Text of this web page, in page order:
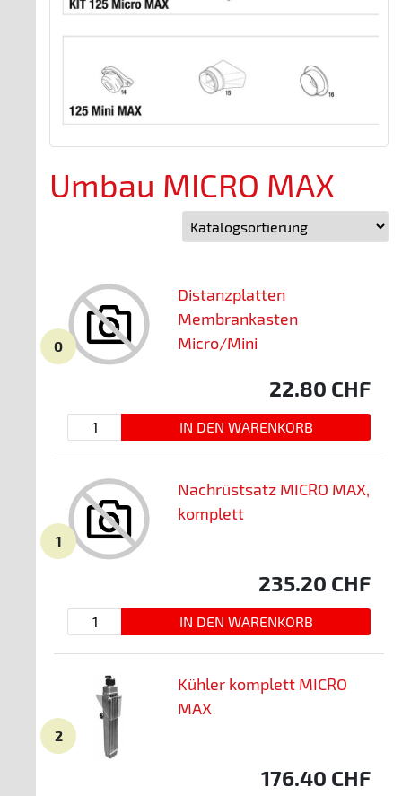
Umbau MICRO MAX
0
Distanzplatten
Membrankasten
Micro/Mini
22.80 CHF
1
Nachrüstsatz MICRO MAX,
komplett
235.20 CHF
2
Kühler komplett MICRO
MAX
176.40 CHF